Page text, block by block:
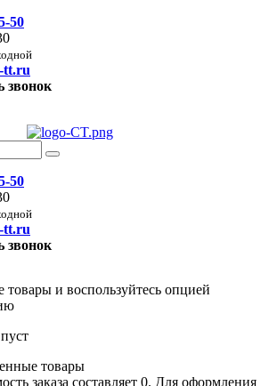
50
tt.ru
звонок
50
tt.ru
звонок
товары и воспользуйтесь опцией
товары
заказа составляет 0. Для оформления